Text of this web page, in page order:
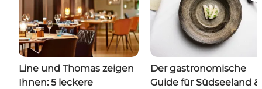
Line und Thomas zeigen
Ihnen: 5 leckere
Der gastronomische
Guide für Südseeland &